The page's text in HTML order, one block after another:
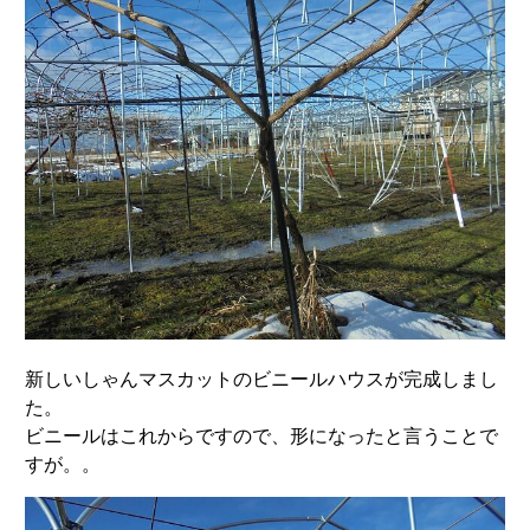
新しいしゃんマスカットのビニールハウスが完成しまし
た。
ビニールはこれからですので、形になったと言うことで
すが。。